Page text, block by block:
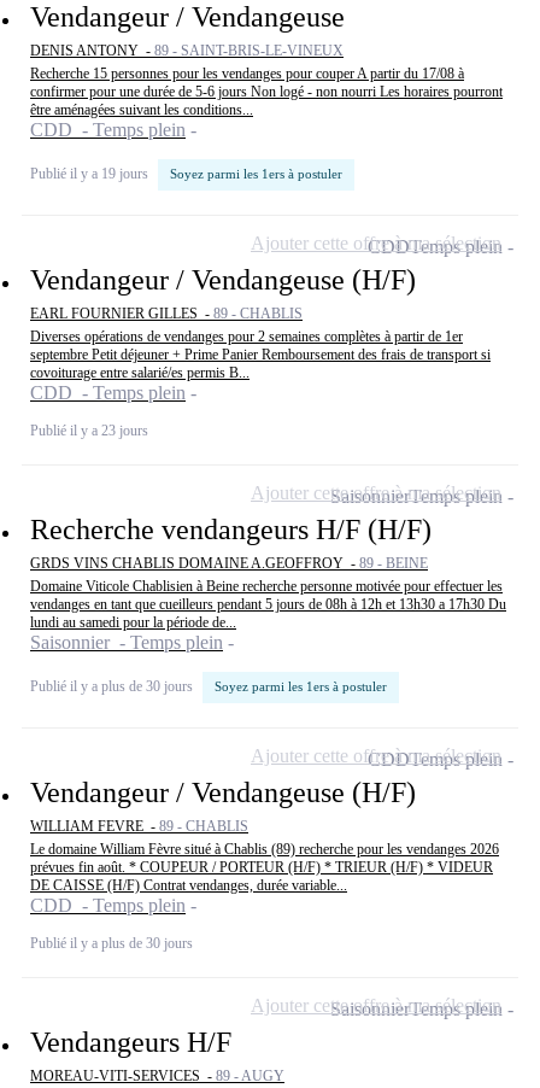
Vendangeur / Vendangeuse
DENIS ANTONY - 89 - SAINT-BRIS-LE-VINEUX
Recherche 15 personnes pour les vendanges pour couper A partir du 17/08 à
confirmer pour une durée de 5-6 jours Non logé - non nourri Les horaires pourront
être aménagées suivant les conditions...
CDD - Temps plein
Publié il y a 19 jours Soyez parmi les 1ers à postuler
Vendangeur / Vendangeuse (H/F)
EARL FOURNIER GILLES - 89 - CHABLIS
Diverses opérations de vendanges pour 2 semaines complètes à partir de 1er
septembre Petit déjeuner + Prime Panier Remboursement des frais de transport si
covoiturage entre salarié/es permis B...
CDD - Temps plein
Publié il y a 23 jours
CDDTemps plein
Ajouter cette offre à ma sélection
Recherche vendangeurs H/F (H/F)
GRDS VINS CHABLIS DOMAINE A.GEOFFROY - 89 - BEINE
Domaine Viticole Chablisien à Beine recherche personne motivée pour effectuer les
vendanges en tant que cueilleurs pendant 5 jours de 08h à 12h et 13h30 a 17h30 Du
lundi au samedi pour la période de...
Saisonnier - Temps plein
Publié il y a plus de 30 jours Soyez parmi les 1ers à postuler
SaisonnierTemps plein
Ajouter cette offre à ma sélection
Vendangeur / Vendangeuse (H/F)
WILLIAM FEVRE - 89 - CHABLIS
Le domaine William Fèvre situé à Chablis (89) recherche pour les vendanges 2026
prévues fin août. * COUPEUR / PORTEUR (H/F) * TRIEUR (H/F) * VIDEUR
DE CAISSE (H/F) Contrat vendanges, durée variable...
CDD - Temps plein
Publié il y a plus de 30 jours
CDDTemps plein
Ajouter cette offre à ma sélection
Vendangeurs H/F
MOREAU-VITI-SERVICES - 89 - AUGY
SaisonnierTemps plein
Ajouter cette offre à ma sélection